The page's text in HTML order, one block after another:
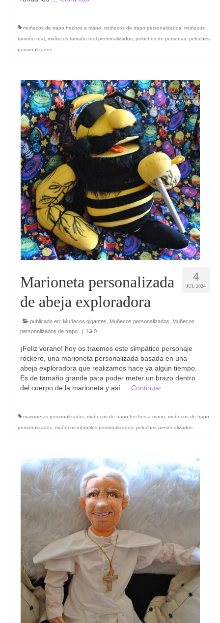
muñecos de trapo hechos a mano muñecos de trapo personalizados muñecos
tamaño real muñecos tamaño real personalizados peluches de personas peluches
personalizados
4
JUL 2024
Marioneta personalizada
de abeja exploradora
publicado en: Muñecos gigantes Muñecos personalizados
Muñecos
personalizados de trapo
| 0
¡Feliz verano! hoy os traemos este simpático personaje
rockero, una marioneta personalizada basada en una
abeja exploradora que realizamos hace ya algún tiempo.
Es de tamaño grande para poder meter un brazo dentro
del cuerpo de la marioneta y así … Continuar
marionetas personalizadas muñecos de trapo hechos a mano
muñecos de trapo
personalizados muñecos infantiles personalizados peluches personalizados